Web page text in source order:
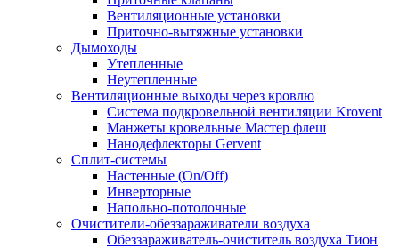
Вентиляционные установки
Приточно-вытяжные установки
Дымоходы
Утепленные
Неутепленные
Вентиляционные выходы через кровлю
Система подкровельной вентиляции Krovent
Манжеты кровельные Мастер флеш
Нанодефлекторы Gervent
Сплит-системы
Настенные (On/Off)
Инверторные
Напольно-потолочные
Очистители-обеззараживатели воздуха
Обеззараживатель-очиститель воздуха Тион